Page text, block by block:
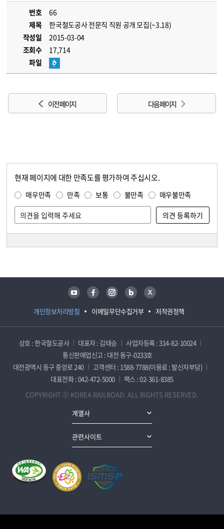
번호
66
제목
한국철도공사 전문직 직원 공개 모집(~3.18)
작성일
2015-03-04
조회수
17,714
파일
이전 페이지 다음 페이지
현재 페이지에 대한 만족도를 평가하여 주십시오.
매우만족 만족 보통 불만족 매우불만족
개인정보처리방침 이메일무단수집거부 저작권정책
유튜브 페이스북 인스타그램 블로그 트위터
상호 : 한국철도공사 대표자 : 김태승
사업자등록 : 314-82-10024
통신판매업신고 : 대전 동구-0233호
대전광역시 동구 중앙로 240
고객센터 : 1588-7788(이용료 : 발신자부담)
대표전화 : 042-472-5000
팩스 : 02-361-8385
COPYRIGHT ⓒ KOREA RAILROAD. ALL RIGHTS RESERVED.
계열사
관련사이트